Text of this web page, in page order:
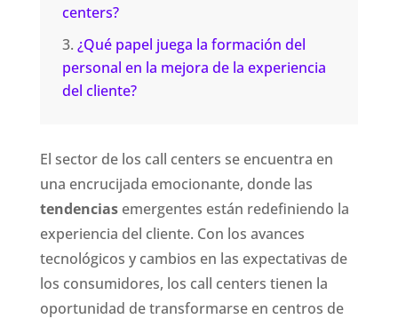
centers?
¿Qué papel juega la formación del
personal en la mejora de la experiencia
del cliente?
El sector de los call centers se encuentra en
una encrucijada emocionante, donde las
tendenciasemergentes están redefiniendo la
experiencia del cliente. Con los avances
tecnológicos y cambios en las expectativas de
los consumidores, los call centers tienen la
oportunidad de transformarse en centros de